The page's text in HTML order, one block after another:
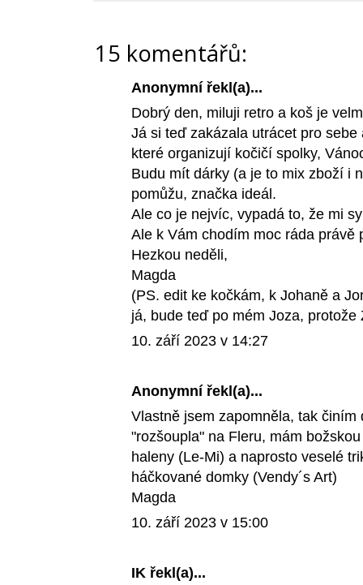
15 komentářů:
Anonymní řekl(a)...
Dobrý den, miluji retro a koš je
Já si teď zakázala utrácet pro
které organizují kočičí spolky,
Budu mít dárky (a je to mix zboží i
pomůžu, značka ideál.
Ale co je nejvíc, vypadá to, že mi
Ale k Vám chodím moc ráda právě
Hezkou neděli,
Magda
(PS. edit ke kočkám, k Johaně a
já, bude teď po mém Joza, protože
10. září 2023 v 14:27
Anonymní řekl(a)...
Vlastně jsem zapomněla, tak
"rozšoupla" na Fleru, mám
haleny (Le-Mi) a naprosto veselé
háčkované domky (Vendy´s Art)
Magda
10. září 2023 v 15:00
IK řekl(a)...